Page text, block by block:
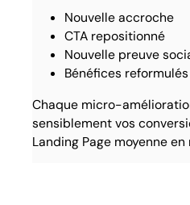
Nouvelle accroche
CTA repositionné
Nouvelle preuve
Bénéfices reformulés
Chaque micro-
sensiblement vos
Landing Page moyenne